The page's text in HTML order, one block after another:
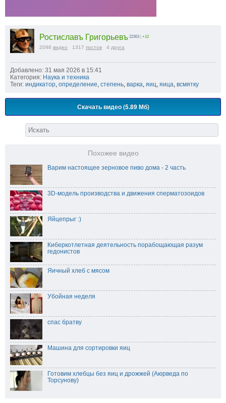
Ростиславъ Григорьевъ 22363 | +12
2098 видео 1317 постов 4 друга
Добавлено: 31 мая 2026 в 15:41
Категория: Наука и техника
Теги: индикатор определение степень варка яиц яица всмятку
Скачать видео (5.89 Мб)
Похожее видео
Варим настоящее зерновое пиво дома - 2 часть
3D-модель производства и движения сперматозоидов
Яйцепрыг :)
Киберкотлетная деятельность порабощающая разум
гедонистов
Яичный хлеб с мясом
Убойная неделя
спас братву
Машина для сортировки яиц
Готовим хлебцы без яиц и дрожжей (Аюрведа по
Торсунову)